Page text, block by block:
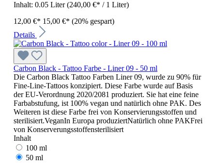
Inhalt: 0.05 Liter(240,00 €* / 1 Liter)
12,00 €* 15,00 €* (20% gespart)
Details
Carbon Black - Tattoo Farbe - Liner 09 - 50 ml
Die Carbon Black Tattoo Farben Liner 09, wurde zu 90% für
Fine-Line-Tattoos konzipiert. Diese Farbe wurde auf Basis
der EU-Verordnung 2020/2081 produziert. Sie hat eine feine
Farbabstufung, ist 100% vegan und natürlich ohne PAK. Des
Weiteren ist diese Farbe frei von Konservierungsstoffen und
sterilisiert.VeganIn Europa produziertNatürlich ohne PAKFrei
von Konserverungsstoffensterilisiert
Inhalt
100 ml
50 ml